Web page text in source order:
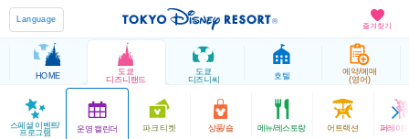
즐겨찾기
Language
HOME
도쿄
디즈니랜드
도쿄
디즈니씨
호텔
예약/예매
(영어)
스페셜 이벤트/
프로그램 운영 캘린더 파크 티켓 상품/숍 메뉴/레스토랑 어트랙션 퍼레이